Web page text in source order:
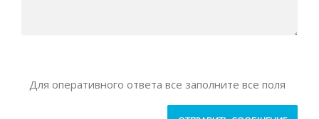
Для оперативного ответа все заполните все поля